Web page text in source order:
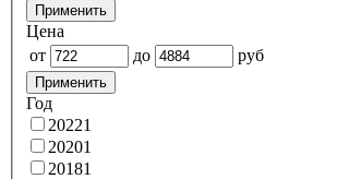
Применить
Цена
от
до руб
Применить
Год
20221
20201
20181